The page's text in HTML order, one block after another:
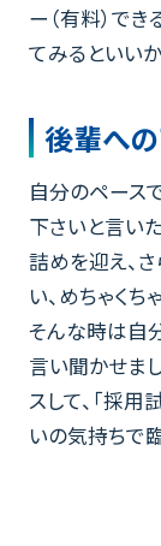
ー（有料）で
てみるといい
後輩へ
自分のペース
下さいと言い
詰めを迎え、
い、めちゃくち
そんな時は自
言い聞かせま
スして、「採
いの気持ちで